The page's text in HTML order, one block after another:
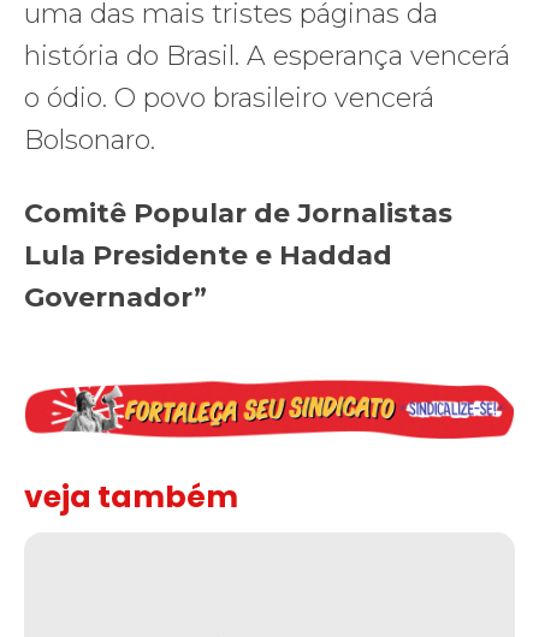
uma das mais tristes páginas da
história do Brasil. A esperança vencerá
o ódio. O povo brasileiro vencerá
Bolsonaro.
Comitê Popular de Jornalistas
Lula Presidente e Haddad
Governador”
veja também